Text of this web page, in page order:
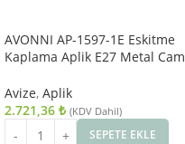
AVONNI AP-1597-1E Eskitme
Kaplama Aplik E27 Metal Cam
Avize, Aplik
2.721,36 ₺ (KDV Dahil)
SEPETE EKLE